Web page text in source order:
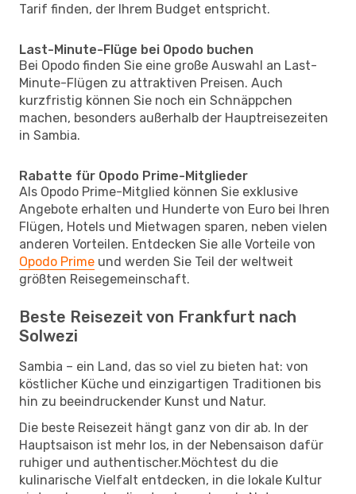
Tarif finden, der Ihrem Budget entspricht.
Last-Minute-Flüge bei Opodo buchen
Bei Opodo finden Sie eine große Auswahl an Last-
Minute-Flügen zu attraktiven Preisen. Auch
kurzfristig können Sie noch ein Schnäppchen
machen, besonders außerhalb der Hauptreisezeiten
in Sambia.
Rabatte für Opodo Prime-Mitglieder
Als Opodo Prime-Mitglied können Sie exklusive
Angebote erhalten und Hunderte von Euro bei Ihren
Flügen, Hotels und Mietwagen sparen, neben vielen
anderen Vorteilen. Entdecken Sie alle Vorteile von
Opodo Prime und werden Sie Teil der weltweit
größten Reisegemeinschaft.
Beste Reisezeit von Frankfurt nach
Solwezi
Sambia – ein Land, das so viel zu bieten hat: von
köstlicher Küche und einzigartigen Traditionen bis
hin zu beeindruckender Kunst und Natur.
Die beste Reisezeit hängt ganz von dir ab. In der
Hauptsaison ist mehr los, in der Nebensaison dafür
ruhiger und authentischer.Möchtest du die
kulinarische Vielfalt entdecken, in die lokale Kultur